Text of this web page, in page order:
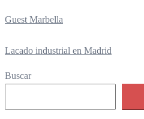
Guest Marbella
Lacado industrial en Madrid
Buscar